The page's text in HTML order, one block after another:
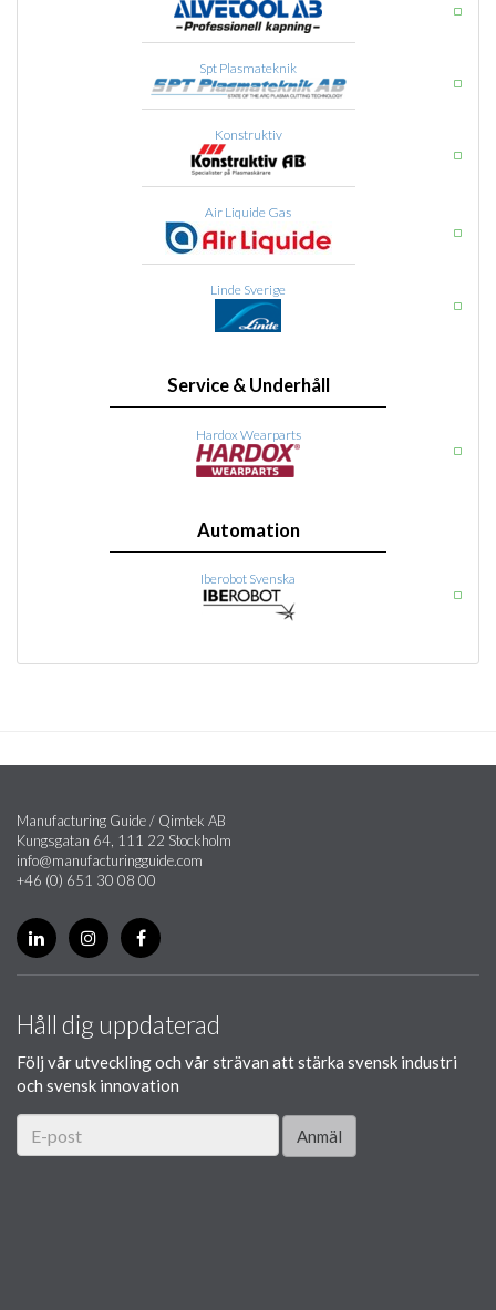
Spt Plasmateknik
Konstruktiv
Air Liquide Gas
Linde Sverige
Service & Underhåll
Hardox Wearparts
Automation
Iberobot Svenska
Manufacturing Guide / Qimtek AB
Kungsgatan 64, 111 22 Stockholm
info@manufacturingguide.com
+46 (0) 651 30 08 00
Håll dig uppdaterad
Följ vår utveckling och vår strävan att stärka svensk industri
och svensk innovation
Anmäl